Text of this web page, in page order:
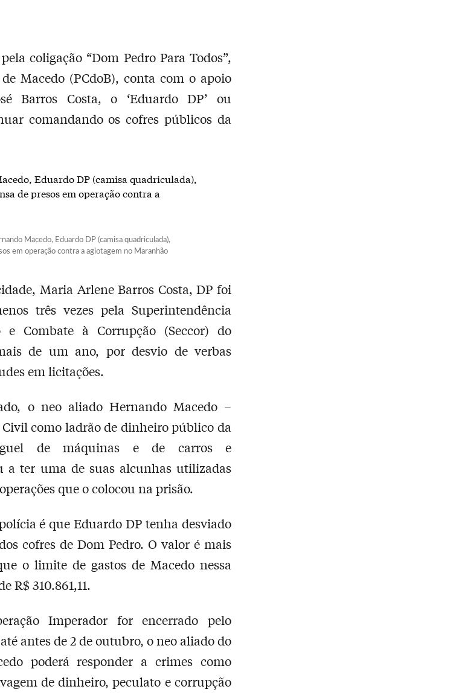
coligação “Dom Pedro Para Todos”,
Macedo (PCdoB), conta com o apoio
Barros Costa, o ‘Eduardo DP’ ou
comandando os cofres públicos da
Macedo, Eduardo DP (camisa quadriculada),
em operação contra a agiotagem no Maranhão
Maria Arlene Barros Costa, DP foi
três vezes pela Superintendência
e Combate à Corrupção (Seccor) do
de um ano, por desvio de verbas
em licitações.
o neo aliado Hernando Macedo –
como ladrão de dinheiro público da
de máquinas e de carros e
a ter uma de suas alcunhas utilizadas
que o colocou na prisão.
é que Eduardo DP tenha desviado
cofres de Dom Pedro. O valor é mais
o limite de gastos de Macedo nessa
R$ 310.861,11.
Imperador for encerrado pelo
antes de 2 de outubro, o neo aliado do
poderá responder a crimes como
de dinheiro, peculato e corrupção